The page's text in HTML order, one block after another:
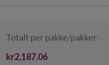
Totalt per pakke/pakker:
kr2,187.06